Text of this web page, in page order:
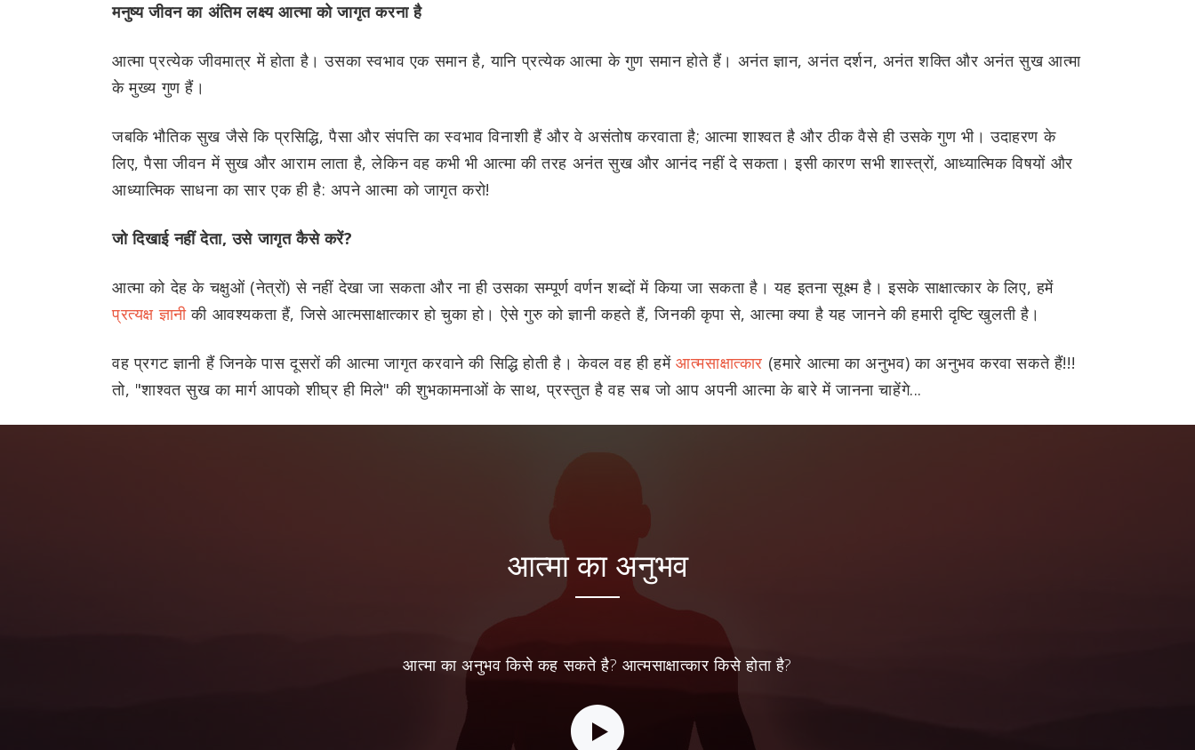
मनुष्य जीवन का अंतिम लक्ष्य आत्मा को जागृत करना है
आत्मा प्रत्येक जीवमात्र में होता है। उसका स्वभाव एक समान है, यानि प्रत्येक आत्मा के गुण समान होते हैं। अनंत ज्ञान, अनंत दर्शन, अनंत शक्ति और अनंत सुख आत्मा
के मुख्य गुण हैं।
जबकि भौतिक सुख जैसे कि प्रसिद्धि, पैसा और संपत्ति का स्वभाव विनाशी हैं और वे असंतोष करवाता है; आत्मा शाश्वत है और ठीक वैसे ही उसके गुण भी। उदाहरण के
लिए, पैसा जीवन में सुख और आराम लाता है, लेकिन वह कभी भी आत्मा की तरह अनंत सुख और आनंद नहीं दे सकता। इसी कारण सभी शास्त्रों, आध्यात्मिक विषयों और
आध्यात्मिक साधना का सार एक ही है: अपने आत्मा को जागृत करो!
जो दिखाई नहीं देता, उसे जागृत कैसे करें?
आत्मा को देह के चक्षुओं (नेत्रों) से नहीं देखा जा सकता और ना ही उसका सम्पूर्ण वर्णन शब्दों में किया जा सकता है। यह इतना सूक्ष्म है। इसके साक्षात्कार के लिए, हमें
प्रत्यक्ष ज्ञानीकी आवश्यकता हैं, जिसे आत्मसाक्षात्कार हो चुका हो। ऐसे गुरु को ज्ञानी कहते हैं, जिनकी कृपा से, आत्मा क्या है यह जानने की हमारी दृष्टि खुलती है।
वह प्रगट ज्ञानी हैं जिनके पास दूसरों की आत्मा जागृत करवाने की सिद्धि होती है। केवल वह ही हमेंआत्मसाक्षात्कार (हमारे आत्मा का अनुभव) का अनुभव करवा सकते हैं!!!
तो, "शाश्वत सुख का मार्ग आपको शीघ्र ही मिले" की शुभकामनाओं के साथ, प्रस्तुत है वह सब जो आप अपनी आत्मा के बारे में जानना चाहेंगे...
आत्मा का अनुभव
आत्मा का अनुभव किसे कह सकते है? आत्मसाक्षात्कार किसे होता है?